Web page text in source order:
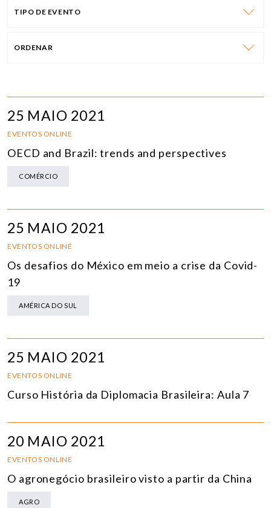
TIPO DE EVENTO
ORDENAR
25 MAIO 2021
EVENTOS ONLINE
OECD and Brazil: trends and perspectives
COMÉRCIO
25 MAIO 2021
EVENTOS ONLINE
Os desafios do México em meio a crise da Covid-
19
AMÉRICA DO SUL
25 MAIO 2021
EVENTOS ONLINE
Curso História da Diplomacia Brasileira: Aula 7
20 MAIO 2021
EVENTOS ONLINE
O agronegócio brasileiro visto a partir da China
AGRO